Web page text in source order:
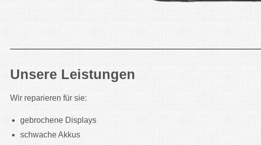
Unsere Leistungen
Wir reparieren für sie:
gebrochene Displays
schwache Akkus